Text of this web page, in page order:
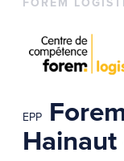
EPP